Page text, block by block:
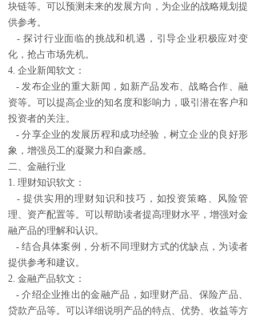
块链等。可以预测未来的发展方向，为企业的战略规划提
供参考。
- 探讨行业面临的挑战和机遇，引导企业积极应对变
化，抢占市场先机。
4. 企业新闻软文：
- 发布企业的重大新闻，如新产品发布、战略合作、融
资等。可以提高企业的知名度和影响力，吸引潜在客户和
投资者的关注。
- 分享企业的发展历程和成功经验，树立企业的良好形
象，增强员工的凝聚力和自豪感。
二、金融行业
1. 理财知识软文：
- 提供实用的理财知识和技巧，如投资策略、风险管
理、资产配置等。可以帮助读者提高理财水平，增强对金
融产品的理解和认识。
- 结合具体案例，分析不同理财方式的优缺点，为读者
提供参考和建议。
2. 金融产品软文：
- 介绍企业推出的金融产品，如理财产品、保险产品、
贷款产品等。可以详细说明产品的特点、优势、收益等方